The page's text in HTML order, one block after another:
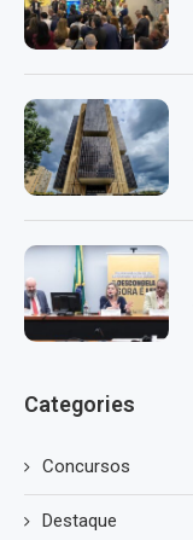
Categories
Concursos
Destaque